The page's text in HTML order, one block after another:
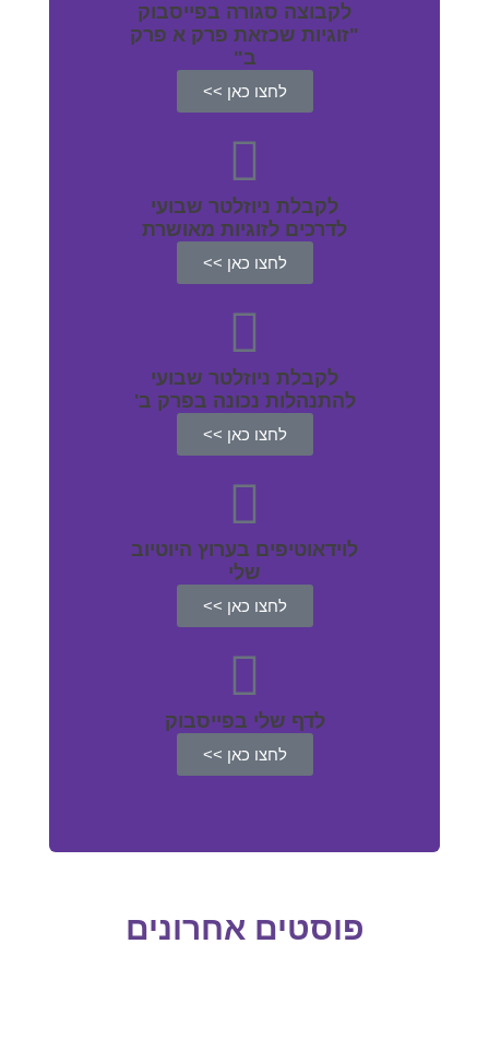
לקבוצה סגורה בפייסבוק
"זוגיות שכזאת פרק א פרק
ב"
לחצו כאן >>
לקבלת ניוזלטר שבועי
לדרכים לזוגיות מאושרת
לחצו כאן >>
לקבלת ניוזלטר שבועי
להתנהלות נכונה בפרק ב'
לחצו כאן >>
לוידאוטיפים בערוץ היוטיוב
שלי
לחצו כאן >>
לדף שלי בפייסבוק
לחצו כאן >>
פוסטים אחרונים